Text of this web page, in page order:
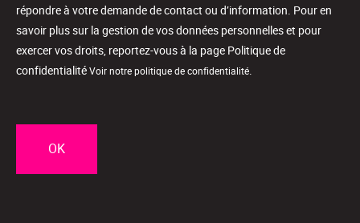
répondre à votre demande de contact ou d’information. Pour en
savoir plus sur la gestion de vos données personnelles et pour
exercer vos droits, reportez-vous à la page Politique de
confidentialitéVoir notre politique de confidentialité.